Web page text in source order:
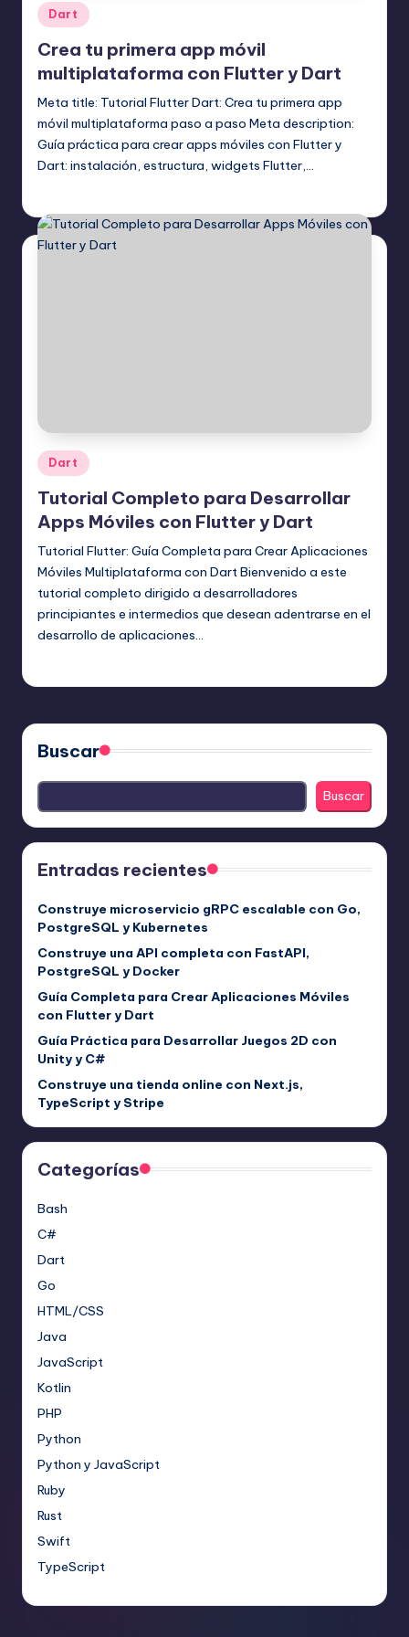
Publicado
en
Dart
Crea tu primera app móvil
multiplataforma con Flutter y Dart
Meta title: Tutorial Flutter Dart: Crea tu primera app
móvil multiplataforma paso a paso Meta description:
Guía práctica para crear apps móviles con Flutter y
Dart: instalación, estructura, widgets Flutter,…
Publicado
en
Dart
Tutorial Completo para Desarrollar
Apps Móviles con Flutter y Dart
Tutorial Flutter: Guía Completa para Crear Aplicaciones
Móviles Multiplataforma con Dart Bienvenido a este
tutorial completo dirigido a desarrolladores
principiantes e intermedios que desean adentrarse en el
desarrollo de aplicaciones…
Buscar
Buscar
Entradas recientes
Construye microservicio gRPC escalable con Go,
PostgreSQL y Kubernetes
Construye una API completa con FastAPI,
PostgreSQL y Docker
Guía Completa para Crear Aplicaciones Móviles
con Flutter y Dart
Guía Práctica para Desarrollar Juegos 2D con
Unity y C#
Construye una tienda online con Next.js,
TypeScript y Stripe
Categorías
Bash
C#
Dart
Go
HTML/CSS
Java
JavaScript
Kotlin
PHP
Python
Python y JavaScript
Ruby
Rust
Swift
TypeScript